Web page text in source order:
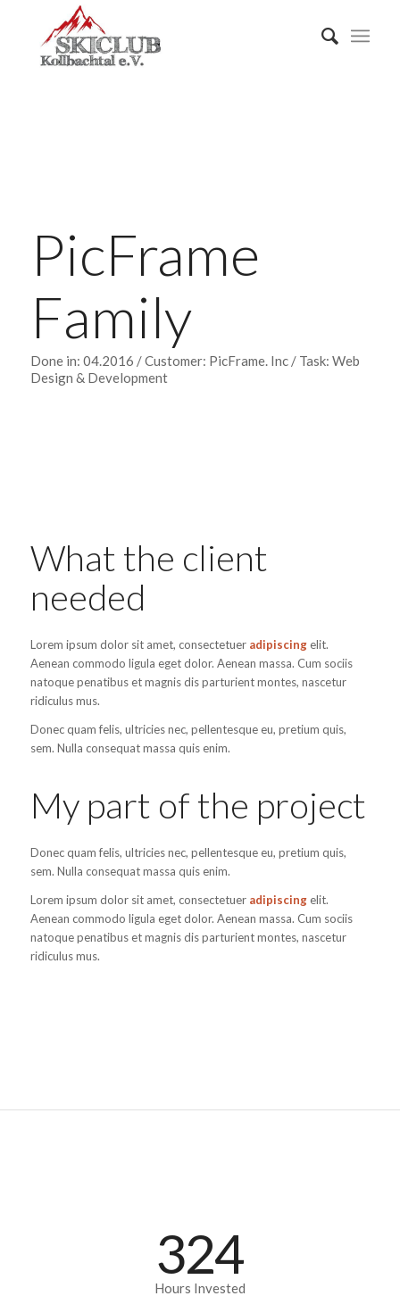
PicFrame
Family
Done in: 04.2016 / Customer: PicFrame. Inc / Task: Web
Design & Development
What the client
needed
Lorem ipsum dolor sit amet, consectetuer adipiscingelit.
Aenean commodo ligula eget dolor. Aenean massa. Cum sociis
natoque penatibus et magnis dis parturient montes, nascetur
ridiculus mus.
Donec quam felis, ultricies nec, pellentesque eu, pretium quis,
sem. Nulla consequat massa quis enim.
My part of the project
Donec quam felis, ultricies nec, pellentesque eu, pretium quis,
sem. Nulla consequat massa quis enim.
Lorem ipsum dolor sit amet, consectetuer adipiscingelit.
Aenean commodo ligula eget dolor. Aenean massa. Cum sociis
natoque penatibus et magnis dis parturient montes, nascetur
ridiculus mus.
324
Hours Invested